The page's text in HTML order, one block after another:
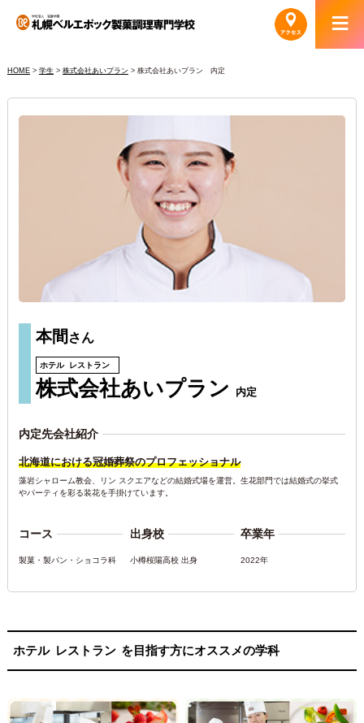
HOME> 学生 > 株式会社あいプラン > 株式会社あいプラン 内定
本間 さん
ホテル レストラン
株式会社あいプラン 内定
内定先会社紹介
北海道における冠婚葬祭のプロフェッショナル
藻岩シャローム教会、リン スクエアなどの結婚式場を運営。生花部門では結婚式の挙式
やパーティを彩る装花を手掛けています。
コース
製菓・製パン・ショコラ科
出身校
小樽桜陽高校 出身
卒業年
2022年
ホテル レストラン を目指す方にオススメの学科